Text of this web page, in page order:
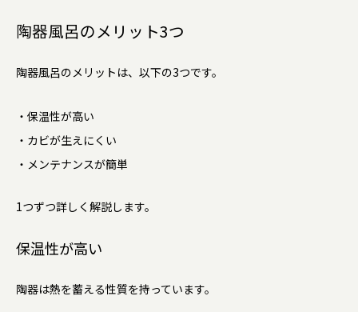
陶器風呂のメリット3つ
陶器風呂のメリットは、以下の3つです。
・保温性が高い
・カビが生えにくい
・メンテナンスが簡単
1つずつ詳しく解説します。
保温性が高い
陶器は熱を蓄える性質を持っています。